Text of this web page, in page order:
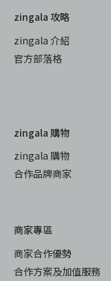
zingala 攻略
zingala 介紹
官方部落格
zingala 購物
zingala 購物
合作品牌商家
商家專區
商家合作優勢
合作方案及加值服務